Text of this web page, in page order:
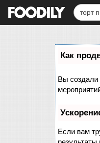
Как
Вы создали
Если вам